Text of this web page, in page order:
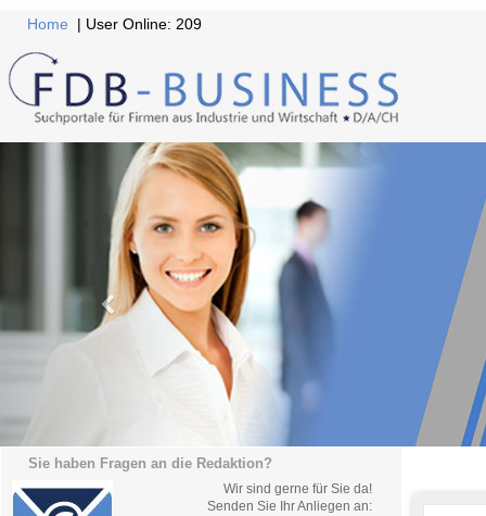
Home | User Online: 209
Sie haben Fragen an die Redaktion?
Wir sind gerne für Sie da!
Senden Sie Ihr Anliegen an: